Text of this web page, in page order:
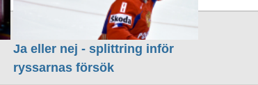
Ja eller nej - splittring inför
ryssarnas försök